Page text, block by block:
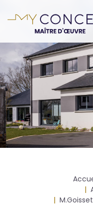
au
principal
d'Ariane